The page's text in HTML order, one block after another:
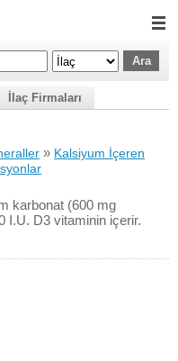
İlaç Firmaları
» Kalsiyum İçeren
karbonat (600 mg
I.U. D3 vitaminin içerir.